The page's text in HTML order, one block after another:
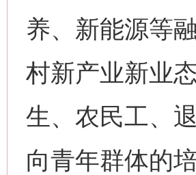
养、新能源等
村新产业新业
生、农民工、
向青年群体的